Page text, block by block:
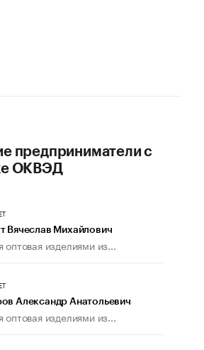
предприниматели с
ОКВЭД
Вячеслав Михайлович
оптовая изделиями из...
Александр Анатольевич
оптовая изделиями из...